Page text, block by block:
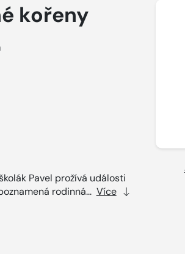
kořeny
Pavel prožívá události
rodinná... Více